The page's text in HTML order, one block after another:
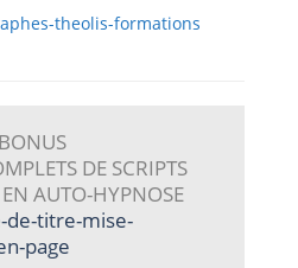
BONUS
DE SCRIPTS
AUTO-HYPNOSE